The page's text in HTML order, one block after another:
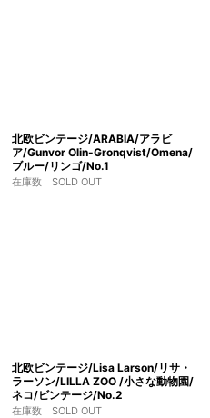
北欧ビンテージ/ARABIA/アラビ
ア/Gunvor Olin-Gronqvist/Omena/
ブルー/リンゴ/No.1
在庫数 SOLD OUT
北欧ビンテージ/Lisa Larson/リサ・
ラーソン/LILLA ZOO /小さな動物園/
ネコ/ビンテージ/No.2
在庫数 SOLD OUT